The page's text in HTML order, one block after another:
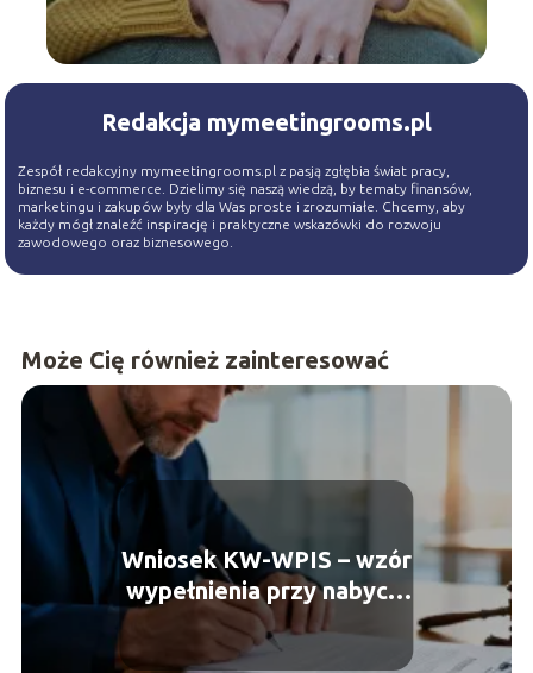
Redakcja mymeetingrooms.pl
Zespół redakcyjny mymeetingrooms.pl z pasją zgłębia świat pracy,
biznesu i e-commerce. Dzielimy się naszą wiedzą, by tematy finansów,
marketingu i zakupów były dla Was proste i zrozumiałe. Chcemy, aby
każdy mógł znaleźć inspirację i praktyczne wskazówki do rozwoju
zawodowego oraz biznesowego.
Może Cię również zainteresować
Wniosek KW-WPIS – wzór
wypełnienia przy nabyciu
spadku